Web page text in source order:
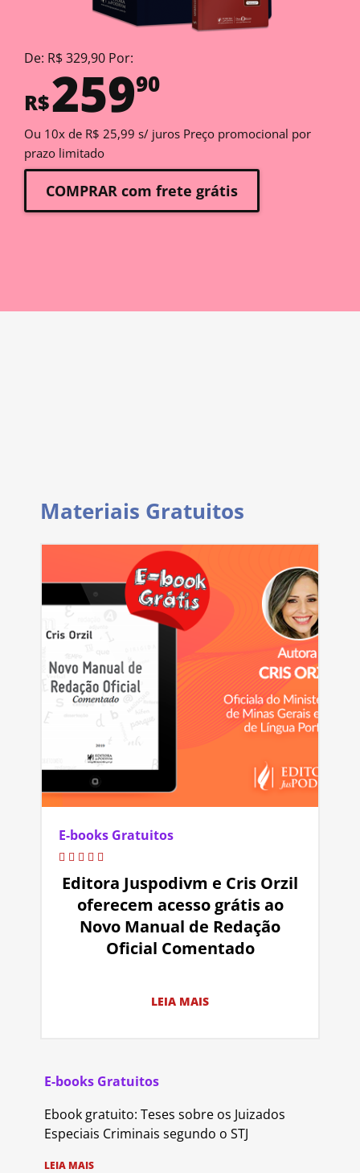
De: R$ 329,90 Por:
R$25990
Ou 10x de R$ 25,99 s/ juros Preço promocional por
prazo limitado
COMPRAR com frete grátis
Materiais Gratuitos
E-books Gratuitos
Editora Juspodivm e Cris Orzil
oferecem acesso grátis ao
Novo Manual de Redação
Oficial Comentado
LEIA MAIS
E-books Gratuitos
Ebook gratuito: Teses sobre os Juizados
Especiais Criminais segundo o STJ
LEIA MAIS